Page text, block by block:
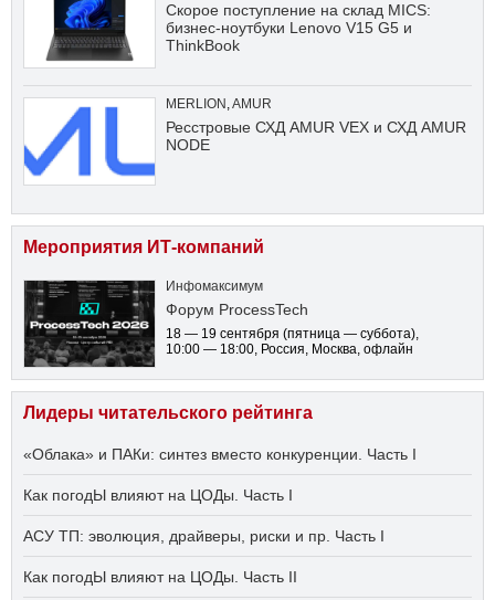
Скорое поступление на склад MICS:
бизнес-ноутбуки Lenovo V15 G5 и
ThinkBook
MERLION ,AMUR
Ресстровые СХД AMUR VEX и СХД AMUR
NODE
Мероприятия ИТ-компаний
Инфомаксимум
Форум ProcessTech
18 — 19 сентября (пятница — суббота),
10:00 — 18:00, Россия, Москва, офлайн
Лидеры читательского рейтинга
«Облака» и ПАКи: синтез вместо конкуренции. Часть I
Как погодЫ влияют на ЦОДы. Часть I
АСУ ТП: эволюция, драйверы, риски и пр. Часть I
Как погодЫ влияют на ЦОДы. Часть II